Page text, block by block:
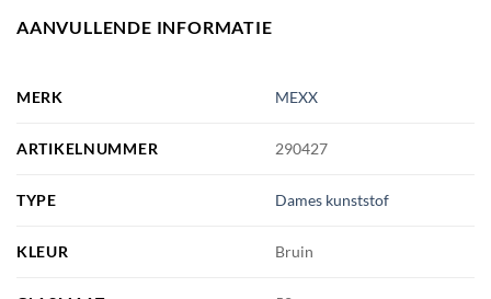
AANVULLENDE INFORMATIE
MERK MEXX
ARTIKELNUMMER 290427
TYPE Dames kunststof
KLEUR Bruin